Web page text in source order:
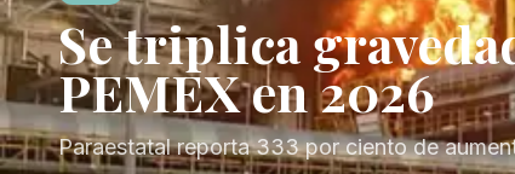
Se triplica
PEMEX en 2026
Paraestatal reporta 333 por ciento de